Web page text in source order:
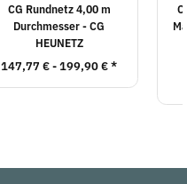
CG Rundnetz 4,00 m
Durchmesser - CG
HEUNETZ
147,77 € -199,90 €*